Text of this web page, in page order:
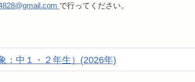
で行ってください。
：中１・２年生）(2026年)